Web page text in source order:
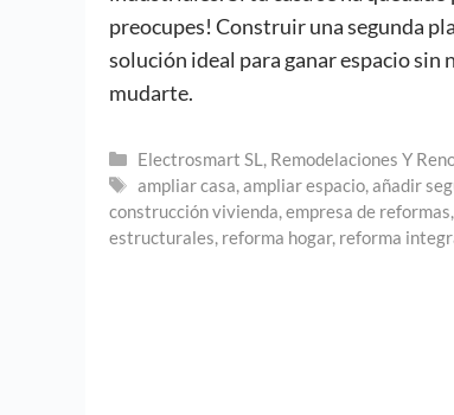
preocupes! Construir una segunda
solución ideal para ganar espacio sin
mudarte.
Categorías
Electrosmart SL, Remodelaciones Y
Etiquetas
ampliar casa,ampliar espacio,añadir
construcción vivienda,empresa de reformas,
estructurales, reforma hogar, reforma